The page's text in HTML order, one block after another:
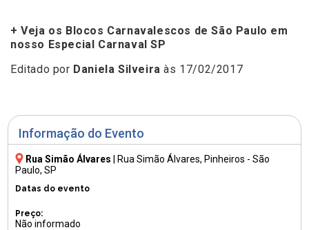
Informação do Evento
Rua Simão Álvares Rua Simão Álvares, Pinheiros - São
Paulo, SP
Datas do evento
Preço:
Não informado
+ Veja os Blocos Carnavalescos de São Paulo em
nosso Especial Carnaval SP
Editado por Daniela Silveira às 17/02/2017